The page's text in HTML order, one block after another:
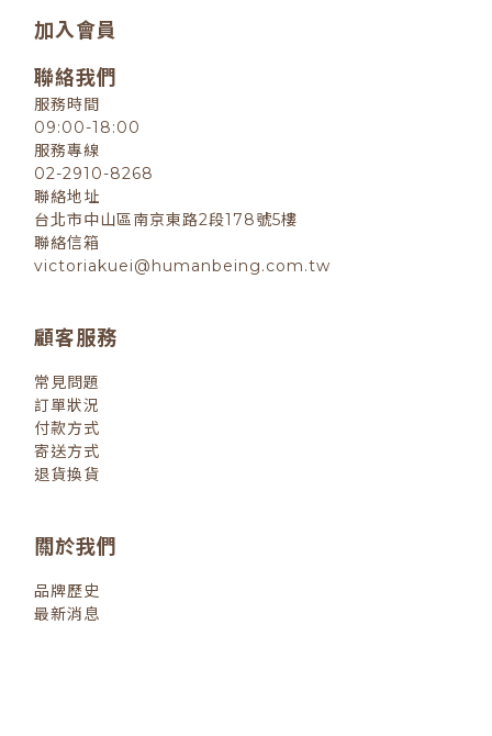
加入會員
聯絡我們
服務時間
09:00-18:00
服務專線
02-2910-8268
聯絡地址
台北市中山區南京東路2段178號5樓
聯絡信箱
victoriakuei@humanbeing.com.tw
顧客服務
常見問題
訂單狀況
付款方式
寄送方式
退貨換貨
關於我們
品牌歷史
最新消息